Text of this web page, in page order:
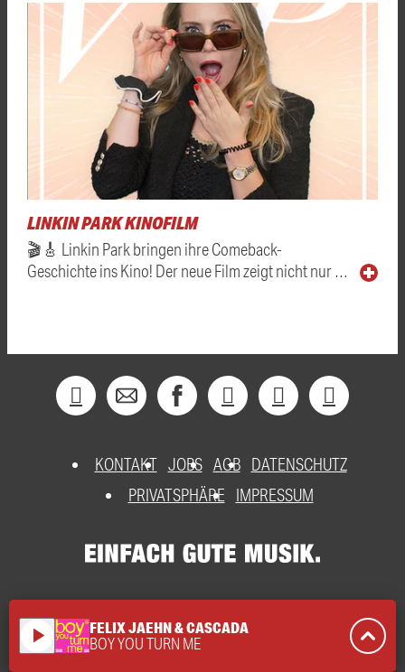
LINKIN PARK KINOFILM
🎬🎸 Linkin Park bringen ihre Comeback-
Geschichte ins Kino! Der neue Film zeigt nicht nur …
KONTAKT JOBS AGB DATENSCHUTZ
PRIVATSPHÄRE
IMPRESSUM
play_arrow FELIX JAEHN & CASCADA
BOY YOU TURN ME